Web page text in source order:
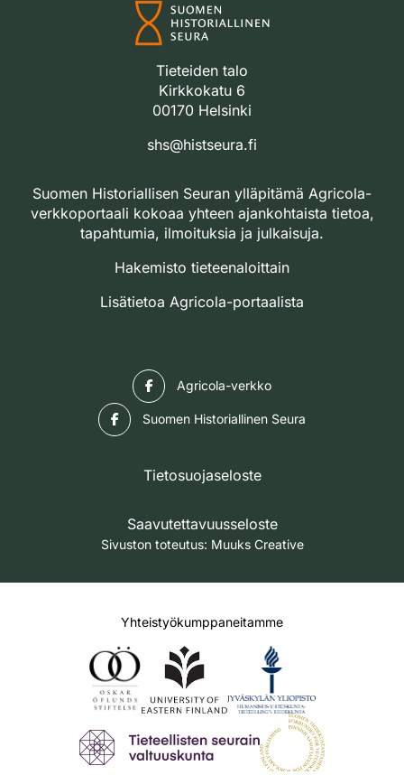
Tieteiden talo
Kirkkokatu 6
00170 Helsinki
shs@histseura.fi
Suomen Historiallisen Seuran ylläpitämä Agricola-
verkkoportaali kokoaa yhteen ajankohtaista tietoa,
tapahtumia, ilmoituksia ja julkaisuja.
Hakemisto tieteenaloittain
Lisätietoa Agricola-portaalista
Agricola-verkko
Suomen Historiallinen Seura
Tietosuojaseloste
Saavutettavuusseloste
Sivuston toteutus: Muuks Creative
Yhteistyökumppaneitamme